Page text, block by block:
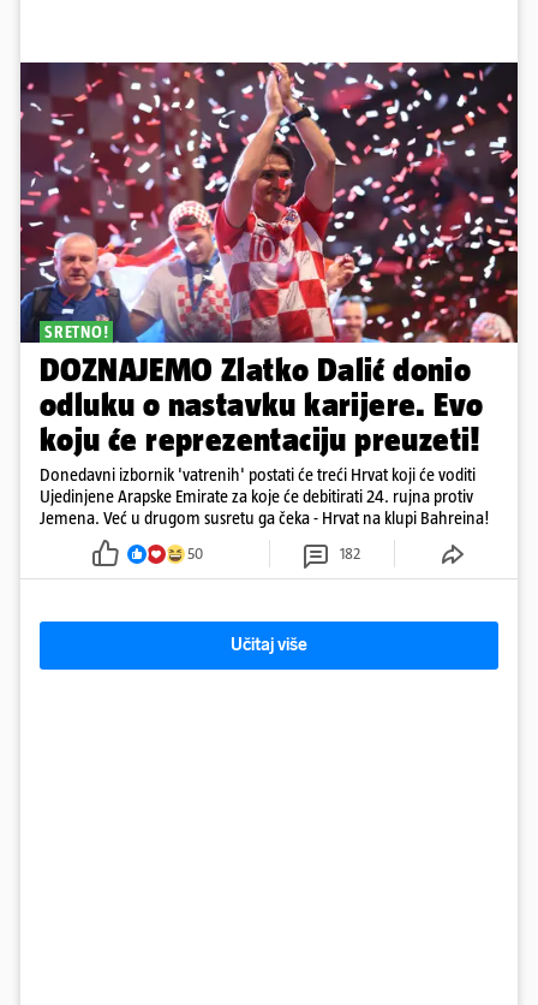
SRETNO!
DOZNAJEMO Zlatko Dalić donio
odluku o nastavku karijere. Evo
koju će reprezentaciju preuzeti!
Donedavni izbornik 'vatrenih' postati će treći Hrvat koji će voditi
Ujedinjene Arapske Emirate za koje će debitirati 24. rujna protiv
Jemena. Već u drugom susretu ga čeka - Hrvat na klupi Bahreina!
50 182
Učitaj više